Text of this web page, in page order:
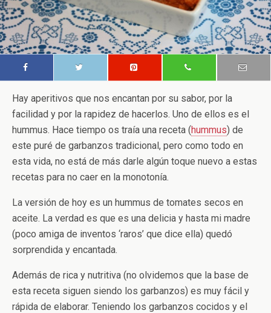
Hay aperitivos que nos encantan por su sabor, por la
facilidad y por la rapidez de hacerlos. Uno de ellos es el
hummus. Hace tiempo os traía una receta (hummus) de
este puré de garbanzos tradicional, pero como todo en
esta vida, no está de más darle algún toque nuevo a estas
recetas para no caer en la monotonía.
La versión de hoy es un hummus de tomates secos en
aceite. La verdad es que es una delicia y hasta mi madre
(poco amiga de inventos ‘raros’ que dice ella) quedó
sorprendida y encantada.
Además de rica y nutritiva (no olvidemos que la base de
esta receta siguen siendo los garbanzos) es muy fácil y
rápida de elaborar. Teniendo los garbanzos cocidos y el